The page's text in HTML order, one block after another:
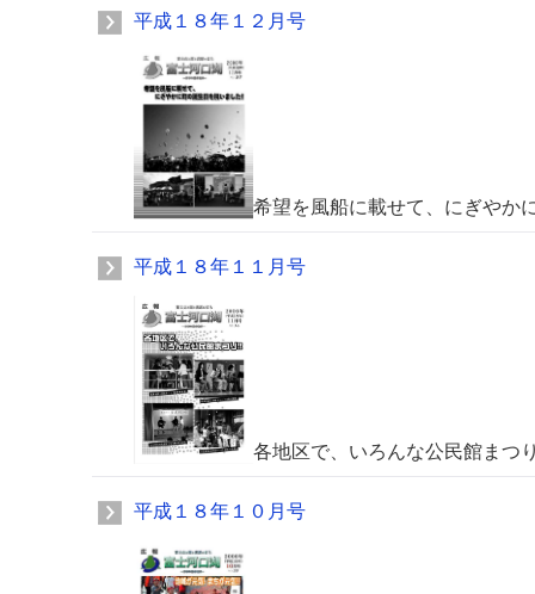
平成１８年１２月号
希望を風船に載せて、にぎやか
平成１８年１１月号
各地区で、いろんな公民館まつ
平成１８年１０月号